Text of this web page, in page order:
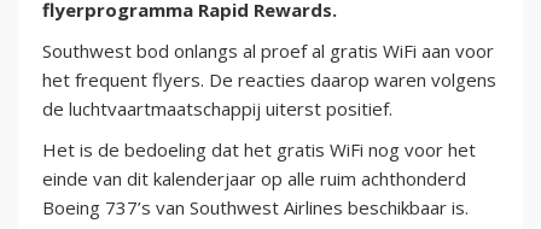
flyerprogramma Rapid Rewards.
Southwest bod onlangs al proef al gratis WiFi aan voor
het frequent flyers. De reacties daarop waren volgens
de luchtvaartmaatschappij uiterst positief.
Het is de bedoeling dat het gratis WiFi nog voor het
einde van dit kalenderjaar op alle ruim achthonderd
Boeing 737’s van Southwest Airlines beschikbaar is.